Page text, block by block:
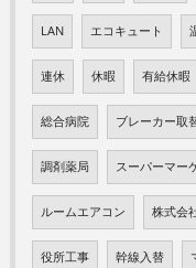
LAN エコキュート
連休 休暇 有給休暇
総合病院 ブレーカー取
調剤薬局 スーパーマー
ルームエアコン 株式会
役所工事 幹線入替